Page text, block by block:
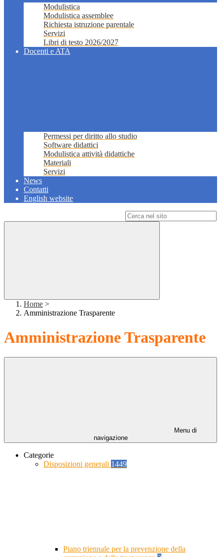
Modulistica
Modulistica assemblee
Richiesta istruzione parentale
Servizi
Libri di testo 2026/2027
Docenti e ATA
Permessi per diritto allo studio
Software didattici
Modulistica attività didattiche
Materiali
Servizi
News
Contatti
English website
Home >
Amministrazione Trasparente
Amministrazione Trasparente
Menu di
navigazione
Categorie
Disposizioni generali 1449
Piano triennale per la prevenzione della